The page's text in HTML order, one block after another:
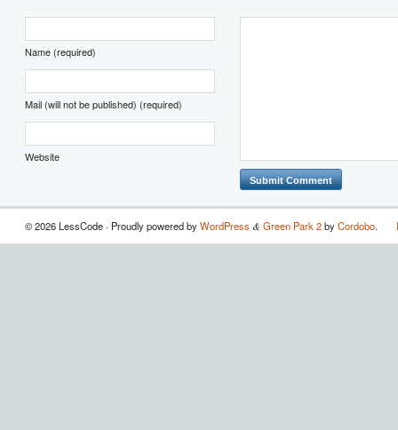
Name (required)
Mail (will not be published) (required)
Website
© 2026 LessCode · Proudly powered byWordPress & Green Park 2byCordobo.